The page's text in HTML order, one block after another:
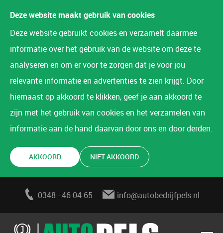
Deze website maakt gebruik van cookies
Deze website gebruikt cookies en verzamelt daarmee
informatie over het gebruik van de website om deze te
analyseren en om er voor te zorgen dat je voor jou
relevante informatie en advertenties te zien krijgt. Door
hiernaast op akkoord te klikken, geef je aan akkoord te
zijn met het gebruik van cookies en het verzamelen van
informatie aan de hand daarvan door ons en door derden.
AKKOORD NIET AKKOORD
0348 - 46 04 65 info@autobedrijfpels.nl